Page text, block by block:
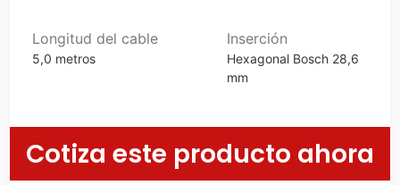
Longitud del cable
5,0 metros
Inserción
Hexagonal Bosch 28,6
mm
Cotiza este producto ahora